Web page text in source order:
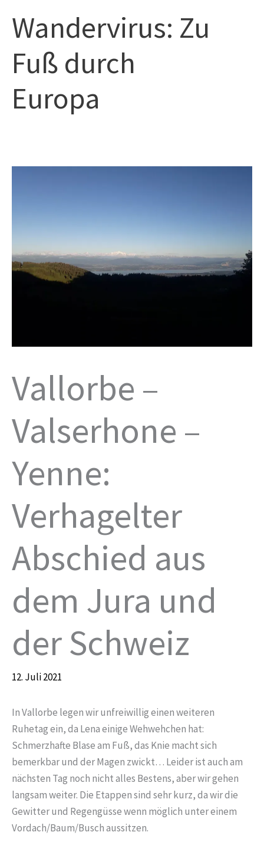
Inhalt
springen
Wandervirus: Zu
Fuß durch
Europa
Vallorbe –
Valserhone –
Yenne:
Verhagelter
Abschied aus
dem Jura und
der Schweiz
12. Juli 2021
In Vallorbe legen wir unfreiwillig einen weiteren
Ruhetag ein, da Lena einige Wehwehchen hat:
Schmerzhafte Blase am Fuß, das Knie macht sich
bemerkbar und der Magen zwickt… Leider ist auch am
nächsten Tag noch nicht alles Bestens, aber wir gehen
langsam weiter. Die Etappen sind sehr kurz, da wir die
Gewitter und Regengüsse wenn möglich unter einem
Vordach/Baum/Busch aussitzen.